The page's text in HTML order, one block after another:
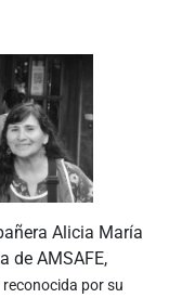
Alicia María
de AMSAFE,
reconocida por su